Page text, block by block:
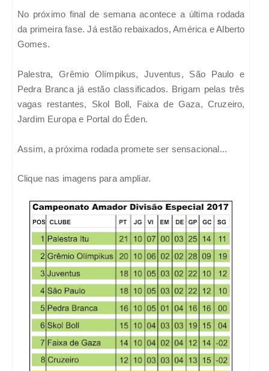
No próximo final de semana acontece a última rodada
da primeira fase. Já estão rebaixados, América e Alberto
Gomes.
Palestra, Grêmio Olímpikus, Juventus, São Paulo e
Pedra Branca já estão classificados. Brigam pelas três
vagas restantes, Skol Boll, Faixa de Gaza, Cruzeiro,
Jardim Europa e Portal do Éden.
Assim, a próxima rodada promete ser sensacional...
Clique nas imagens para ampliar.